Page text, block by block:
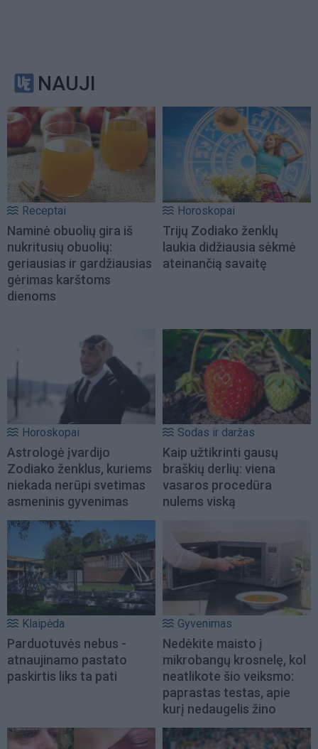
NAUJI
Receptai
Naminė obuolių gira iš
nukritusių obuolių:
geriausias ir gardžiausias
gėrimas karštoms
dienoms
Horoskopai
Trijų Zodiako ženklų
laukia didžiausia sėkmė
ateinančią savaitę
Horoskopai
Astrologė įvardijo
Zodiako ženklus, kuriems
niekada nerūpi svetimas
asmeninis gyvenimas
Sodas ir daržas
Kaip užtikrinti gausų
braškių derlių: viena
vasaros procedūra
nulems viską
Klaipėda
Parduotuvės nebus -
atnaujinamo pastato
paskirtis liks ta pati
Gyvenimas
Nedėkite maisto į
mikrobangų krosnelę, kol
neatlikote šio veiksmo:
paprastas testas, apie
kurį nedaugelis žino